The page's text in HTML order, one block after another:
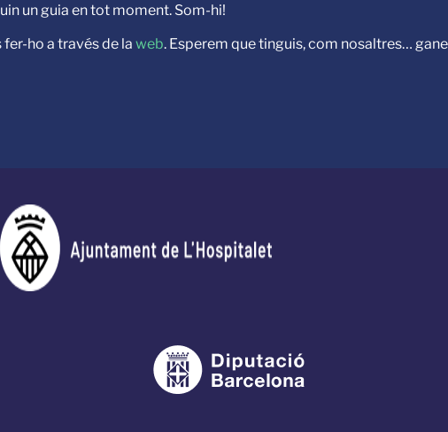
un guia en tot moment. Som-hi!
fer-ho a través de la web. Esperem que tinguis, com nosaltres…